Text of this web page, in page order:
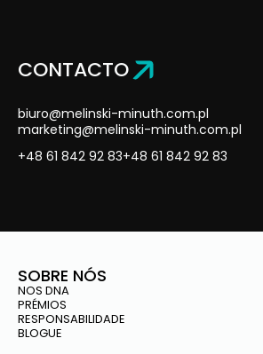
CONTACTO
biuro@melinski-minuth.com.pl
marketing@melinski-minuth.com.pl
+48 61 842 92 83+48 61 842 92 83
SOBRE NÓS
NOS DNA
PRÉMIOS
RESPONSABILIDADE
BLOGUE